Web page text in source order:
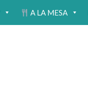
A LA MESA